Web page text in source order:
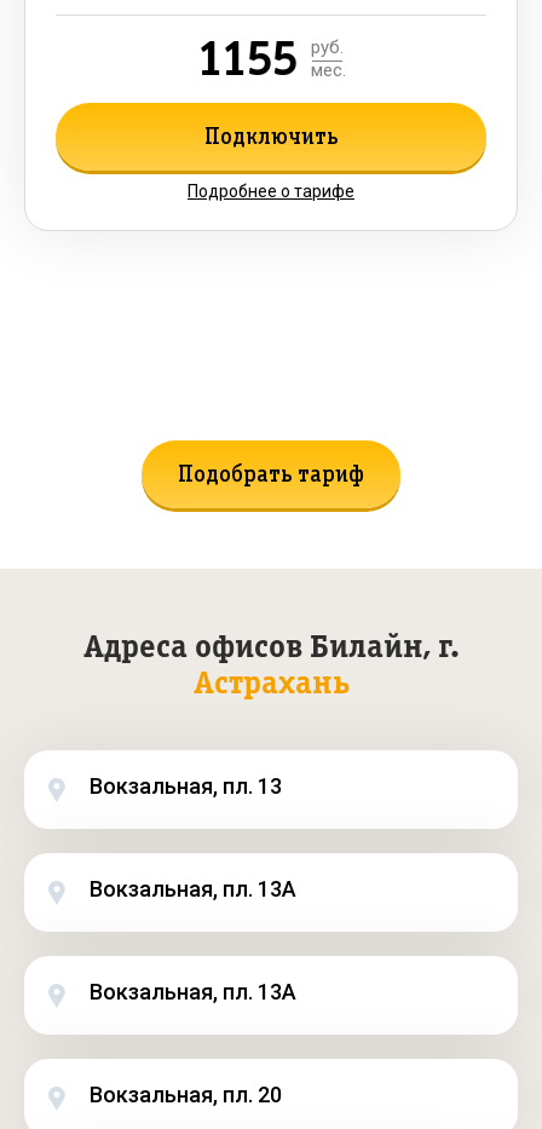
1155
руб.
мес.
Подключить
Подробнее о тарифе
Подобрать тариф
Адреса офисов Билайн, г.
Астрахань
Вокзальная, пл. 13
Вокзальная, пл. 13А
Вокзальная, пл. 13А
Вокзальная, пл. 20